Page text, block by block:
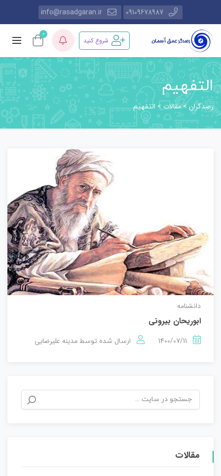
09109678987
info@rasadgaran.ir
شروع کنید
0
التفهیم
رصدگران>مقالات> التفهیم
دانشنامه
ابوریحان بیرونی
1400/07/11 ارسال شده توسط مدینه علیرضایی
مقالات